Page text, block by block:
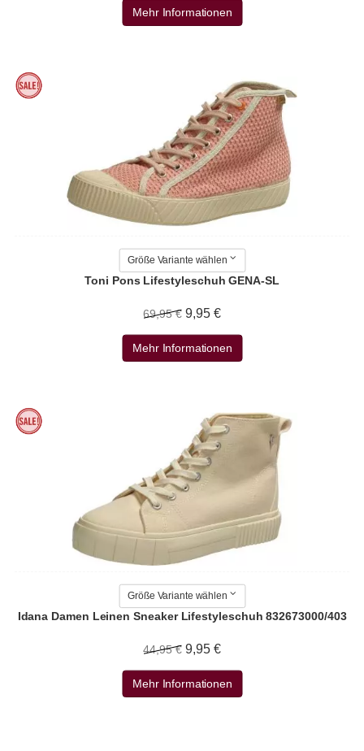
Mehr Informationen
Größe Variante wählen
Toni Pons Lifestyleschuh GENA-SL
69,95 € 9,95 €
Mehr Informationen
Größe Variante wählen
Idana Damen Leinen Sneaker Lifestyleschuh 832673000/403
44,95 € 9,95 €
Mehr Informationen